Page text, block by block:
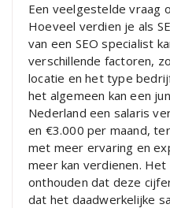
Een veelgestelde vraag
Hoeveel verdien je als
van een SEO specialist
verschillende factoren,
locatie en het type
het algemeen kan een
Nederland een salaris
en €3.000 per maand,
met meer ervaring en
meer kan verdienen.
onthouden dat deze
dat het daadwerkelijke